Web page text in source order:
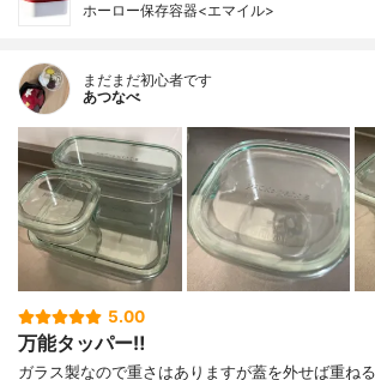
ホーロー保存容器<エマイル>
まだまだ初心者です
あつなべ
5.00
万能タッパー‼︎
ガラス製なので重さはありますが蓋を外せば重ね